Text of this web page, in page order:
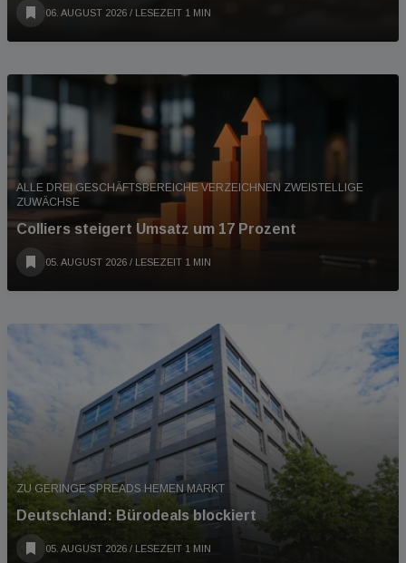
06. AUGUST 2026 / LESEZEIT 1 MIN
ALLE DREI GESCHÄFTSBEREICHE VERZEICHNEN ZWEISTELLIGE
ZUWÄCHSE
Colliers steigert Umsatz um 17 Prozent
05. AUGUST 2026 / LESEZEIT 1 MIN
ZU GERINGE SPREADS HEMEN MARKT
Deutschland: Bürodeals blockiert
05. AUGUST 2026 / LESEZEIT 1 MIN